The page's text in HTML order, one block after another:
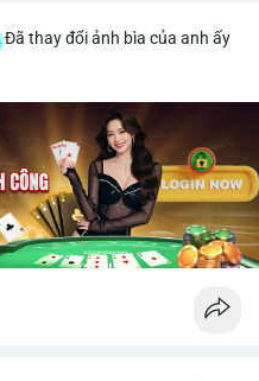
Đã thay đổi ảnh bìa của anh ấy